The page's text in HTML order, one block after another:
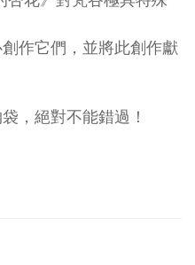
作它們，並將此創作獻
，絕對不能錯過！